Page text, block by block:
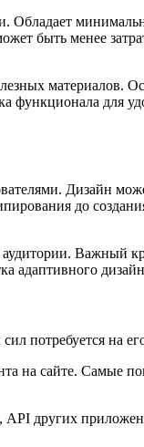
Обладает
быть менее
материалов.
функционала для
Дизайн
до
Важный
адаптивного
потребуется на
на сайте. Самые
других